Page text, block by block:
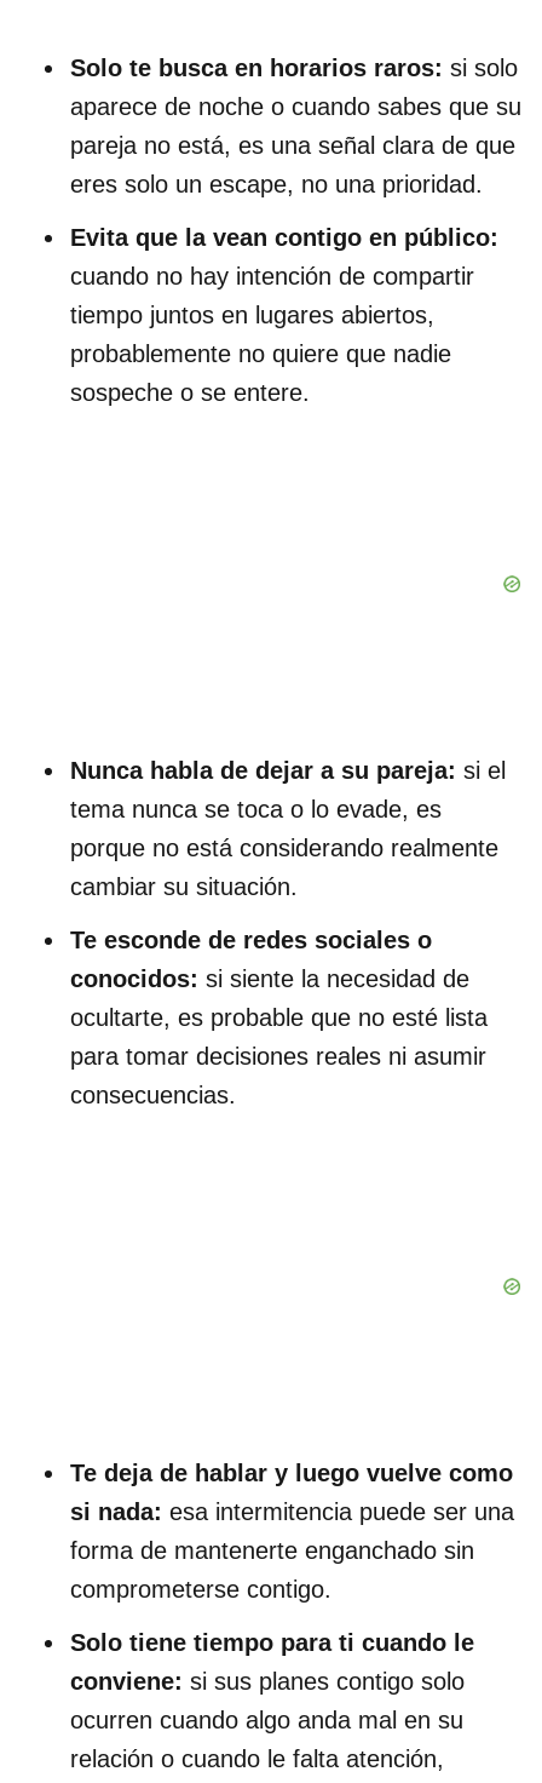
Solo te busca en horarios raros: si solo
aparece de noche o cuando sabes que su
pareja no está, es una señal clara de que
eres solo un escape, no una prioridad.
Evita que la vean contigo en público:
cuando no hay intención de compartir
tiempo juntos en lugares abiertos,
probablemente no quiere que nadie
sospeche o se entere.
Nunca habla de dejar a su pareja: si el
tema nunca se toca o lo evade, es
porque no está considerando realmente
cambiar su situación.
Te esconde de redes sociales o
conocidos: si siente la necesidad de
ocultarte, es probable que no esté lista
para tomar decisiones reales ni asumir
consecuencias.
Te deja de hablar y luego vuelve como
si nada: esa intermitencia puede ser una
forma de mantenerte enganchado sin
comprometerse contigo.
Solo tiene tiempo para ti cuando le
conviene: si sus planes contigo solo
ocurren cuando algo anda mal en su
relación o cuando le falta atención,